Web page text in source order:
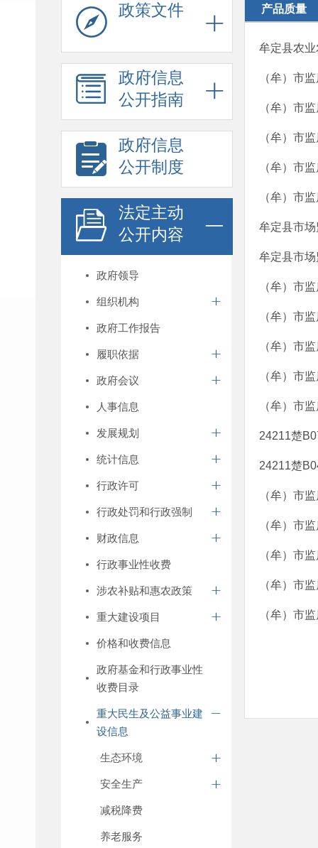
政策文件
政府信息
公开指南
政府信息
公开制度
法定主动
公开内容
政府领导
组织机构
政府工作报告
履职依据
政府会议
人事信息
发展规划
统计信息
行政许可
行政处罚和行政强制
财政信息
行政事业性收费
涉农补贴和惠农政策
重大建设项目
价格和收费信息
政府基金和行政事业性
收费目录
重大民生及公益事业建
设信息
生态环境
安全生产
减税降费
养老服务
产品质量
牟定县农
（牟）市
（牟）市
（牟）市
（牟）市
（牟）市
牟定县市
牟定县市
（牟）市
（牟）市
（牟）市
（牟）市
（牟）市
24211楚
24211楚
（牟）市
（牟）市
（牟）市
（牟）市
（牟）市